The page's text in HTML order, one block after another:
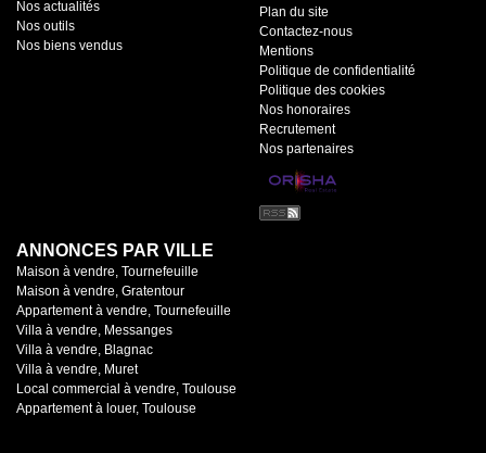
Nos actualités
Nos outils
Nos biens vendus
Plan du site
Contactez-nous
Mentions
Politique de confidentialité
Politique des cookies
Nos honoraires
Recrutement
Nos partenaires
ANNONCES PAR VILLE
Maison à vendre, Tournefeuille
Maison à vendre, Gratentour
Appartement à vendre, Tournefeuille
Villa à vendre, Messanges
Villa à vendre, Blagnac
Villa à vendre, Muret
Local commercial à vendre, Toulouse
Appartement à louer, Toulouse